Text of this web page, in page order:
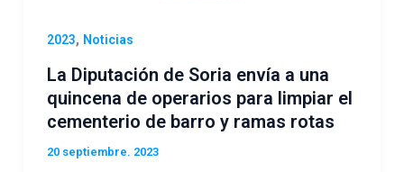
2023, Noticias
La Diputación de Soria envía a una
quincena de operarios para limpiar el
cementerio de barro y ramas rotas
20 septiembre. 2023